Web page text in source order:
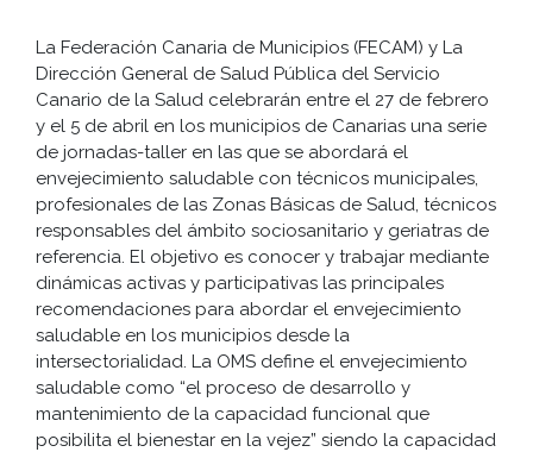
La Federación Canaria de Municipios (FECAM) y La
Dirección General de Salud Pública del Servicio
Canario de la Salud celebrarán entre el 27 de febrero
y el 5 de abril en los municipios de Canarias una serie
de jornadas-taller en las que se abordará el
envejecimiento saludable con técnicos municipales,
profesionales de las Zonas Básicas de Salud, técnicos
responsables del ámbito sociosanitario y geriatras de
referencia. El objetivo es conocer y trabajar mediante
dinámicas activas y participativas las principales
recomendaciones para abordar el envejecimiento
saludable en los municipios desde la
intersectorialidad. La OMS define el envejecimiento
saludable como “el proceso de desarrollo y
mantenimiento de la capacidad funcional que
posibilita el bienestar en la vejez” siendo la capacidad